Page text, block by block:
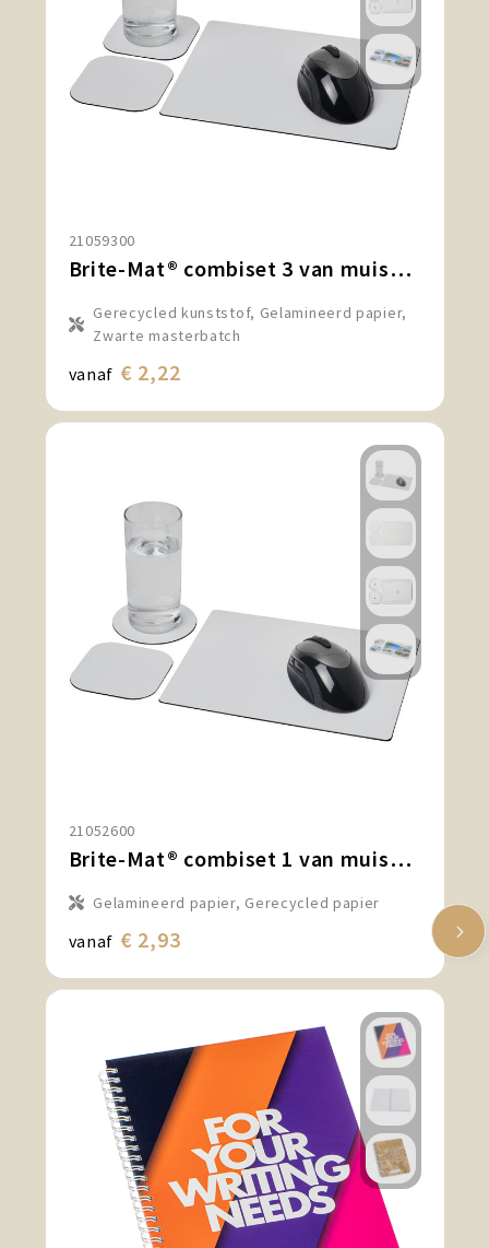
21059300
Brite-Mat® combiset 3 van muismat en onderzetter
Gerecycled kunststof, Gelamineerd papier,
Zwarte masterbatch
vanaf € 2,22
21052600
Brite-Mat® combiset 1 van muismat en onderzetter
Gelamineerd papier, Gerecycled papier
vanaf € 2,93